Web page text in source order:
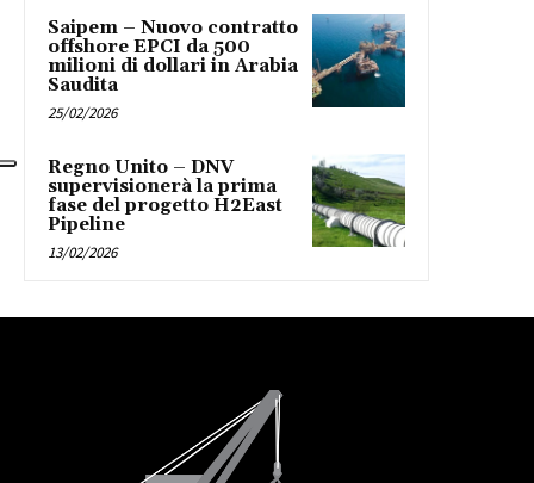
Saipem – Nuovo contratto
offshore EPCI da 500
milioni di dollari in Arabia
Saudita
25/02/2026
Regno Unito – DNV
supervisionerà la prima
fase del progetto H2East
Pipeline
13/02/2026